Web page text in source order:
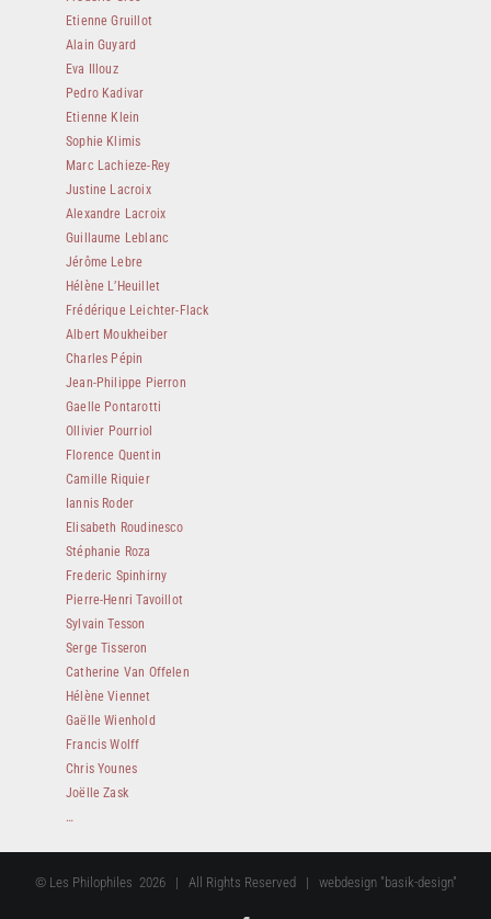
Etienne Gruillot
Alain Guyard
Eva Illouz
Pedro Kadivar
Etienne Klein
Sophie Klimis
Marc Lachieze-Rey
Justine Lacroix
Alexandre Lacroix
Guillaume Leblanc
Jérôme Lebre
Hélène L’Heuillet
Frédérique Leichter-Flack
Albert Moukheiber
Charles Pépin
Jean-Philippe Pierron
Gaelle Pontarotti
Ollivier Pourriol
Florence Quentin
Camille Riquier
Iannis Roder
Elisabeth Roudinesco
Stéphanie Roza
Frederic Spinhirny
Pierre-Henri Tavoillot
Sylvain Tesson
Serge Tisseron
Catherine Van Offelen
Hélène Viennet
Gaëlle Wienhold
Francis Wolff
Chris Younes
Joëlle Zask
…
© Les Philophiles 2026 | All Rights Reserved | webdesign "basik-design"